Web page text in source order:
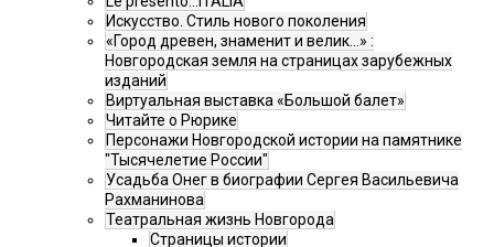
Искусство. Стиль нового поколения
«Город древен, знаменит и велик…» :
Новгородская земля на страницах зарубежных
изданий
Виртуальная выставка «Большой балет»
Читайте о Рюрике
Персонажи Новгородской истории на памятнике
"Тысячелетие России"
Усадьба Онег в биографии Сергея Васильевича
Рахманинова
Театральная жизнь Новгорода
Страницы истории